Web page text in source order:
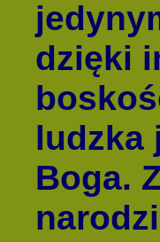
dzięki
ludzka
Boga.